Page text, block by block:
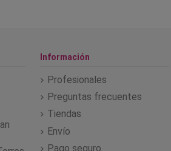
Información
Profesionales
Preguntas frecuentes
Tiendas
Envío
Pago seguro